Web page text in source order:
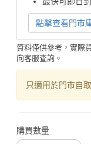
點擊查看門市
資料僅供參考，實際
向客服查詢。
只適用於門市自取
購買數量